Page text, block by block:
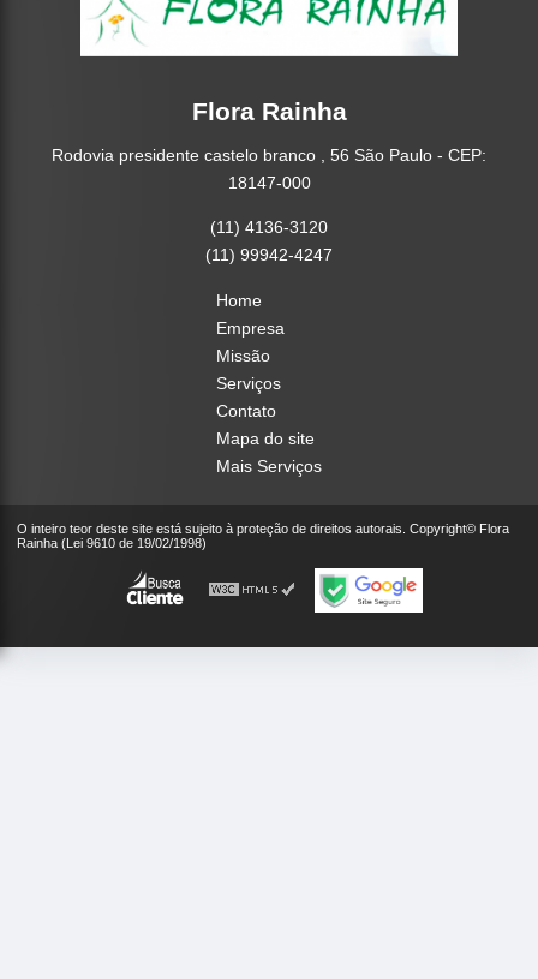
Flora Rainha
Rodovia presidente castelo branco , 56 São Paulo - CEP:
18147-000
(11) 4136-3120
(11) 99942-4247
Home
Empresa
Missão
Serviços
Contato
Mapa do site
Mais Serviços
O inteiro teor deste site está sujeito à proteção de direitos autorais. Copyright© Flora
Rainha (Lei 9610 de 19/02/1998)